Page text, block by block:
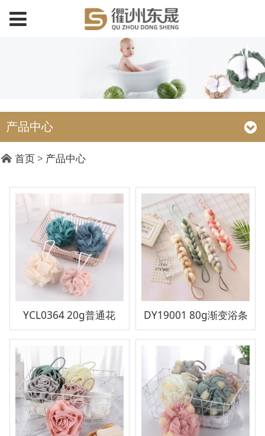
产品中心
首页 > 产品中心
YCL0364 20g普通花 DY19001 80g渐变浴条